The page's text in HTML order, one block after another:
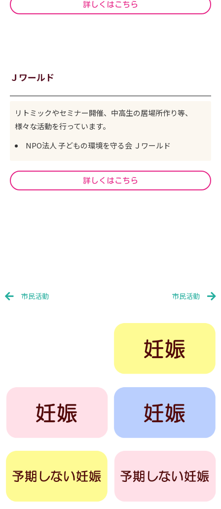
詳しくはこちら
Ｊワールド
リトミックやセミナー開催、中高生の居場所作り等、
様々な活動を行っています。
NPO法人 子どもの環境を守る会 Ｊワールド
詳しくはこちら
Prev
市民活動 市民活動